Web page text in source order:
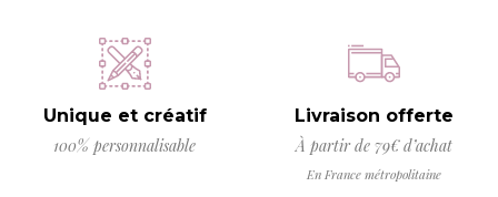
Unique et créatif
100% personnalisable
Livraison offerte
À partir de 79€ d’achat
En France métropolitaine